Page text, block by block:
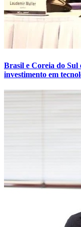
Brasil e Coreia do Sul
investimento em